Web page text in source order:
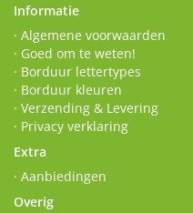
Informatie
· Algemene voorwaarden
· Goed om te weten!
· Borduur lettertypes
· Borduur kleuren
· Verzending & Levering
· Privacy verklaring
Extra
· Aanbiedingen
Overig